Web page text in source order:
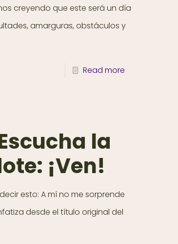
creyendo que este será un día
amarguras, obstáculos y
Read more
la
¡Ven!
esto: A mí no me sorprende
desde el título original del